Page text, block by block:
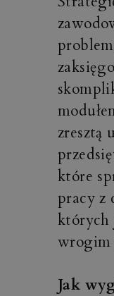
zresztą
które
pracy z
których
wrogim
Jak